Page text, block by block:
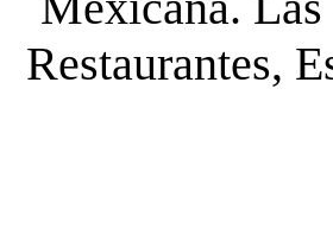
Restaurantes,